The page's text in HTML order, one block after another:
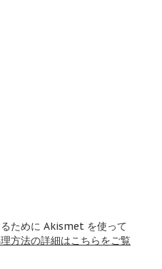
ために Akismet を使って
方法の詳細はこちらをご覧